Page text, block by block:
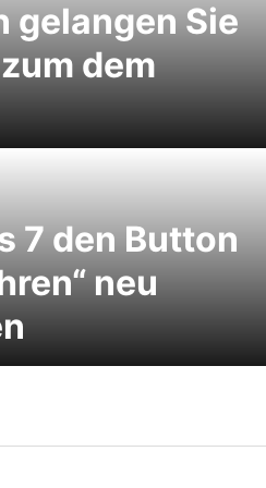
gelangen Sie
dem
7 den Button
neu